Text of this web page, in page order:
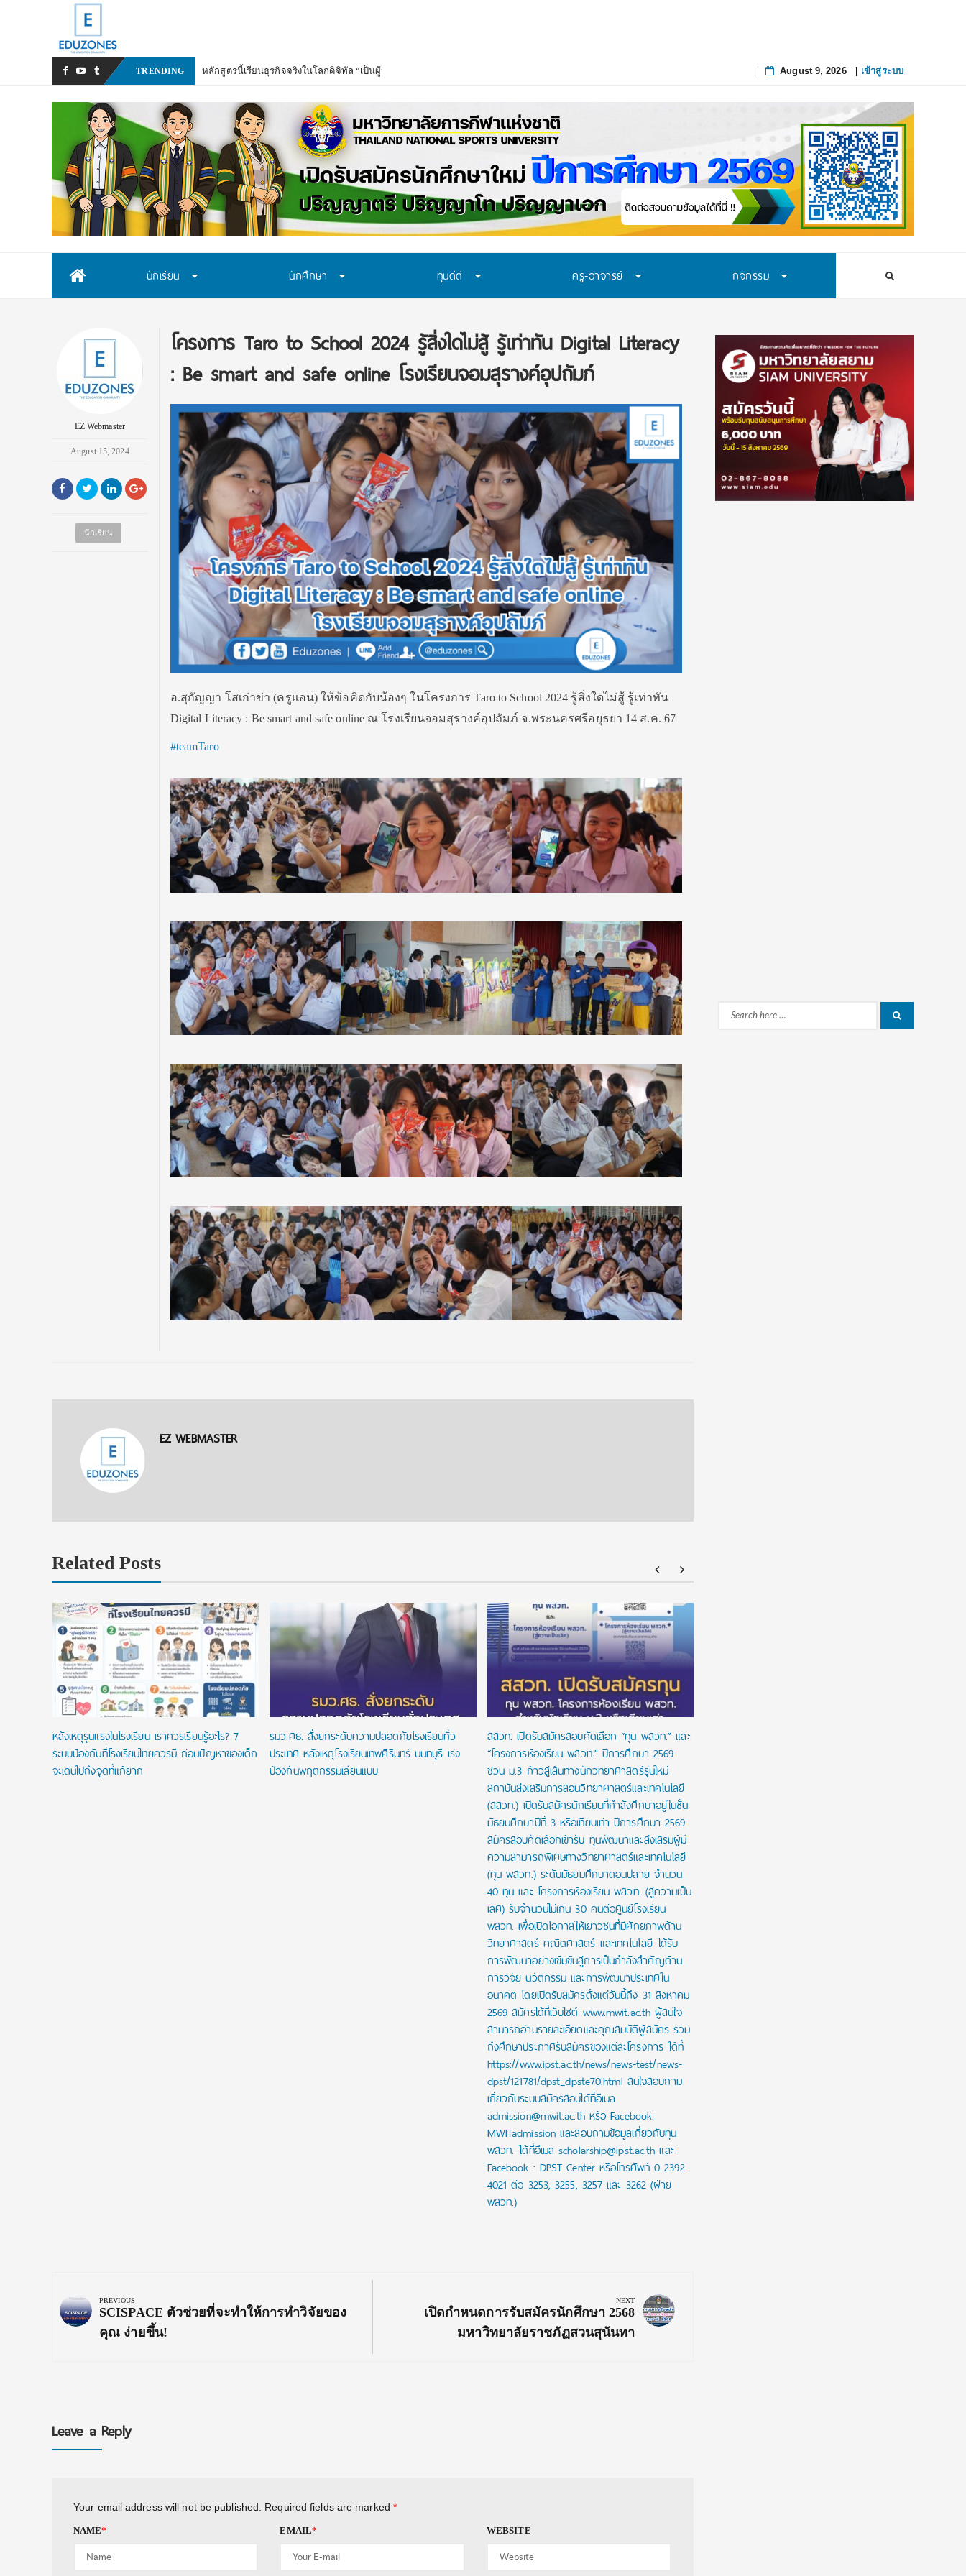
TRENDING August 9, 2026| เข้าสู่ระบบ
นักเรียน นักศึกษา ทุนดีดี ครู-อาจารย์ กิจกรรม
EZ Webmaster
August 15, 2024
นักเรียน
โครงการ Taro to School 2024 รู้สิ่งใดไม่สู้ รู้เท่าทัน Digital Literacy
: Be smart and safe online โรงเรียนจอมสุรางค์อุปถัมภ์
อ.สุกัญญา โสเก่าข่า (ครูแอน) ให้ข้อคิดกับน้องๆ ในโครงการ Taro to School 2024 รู้สิ่งใดไม่สู้ รู้เท่าทัน
Digital Literacy : Be smart and safe online ณ โรงเรียนจอมสุรางค์อุปถัมภ์ จ.พระนครศรีอยุธยา 14 ส.ค. 67
#teamTaro
EZ WEBMASTER
Related Posts
หลังเหตุรุนแรงในโรงเรียน เราควรเรียนรู้อะไร? 7
ระบบป้องกันที่โรงเรียนไทยควรมี ก่อนปัญหาของเด็ก
จะเดินไปถึงจุดที่แก้ยาก
รมว.ศธ. สั่งยกระดับความปลอดภัยโรงเรียนทั่ว
ประเทศ หลังเหตุโรงเรียนเทพศิรินทร์ นนทบุรี เร่ง
ป้องกันพฤติกรรมเลียนแบบ
สสวท. เปิดรับสมัครสอบคัดเลือก “ทุน พสวท.” และ
“โครงการห้องเรียน พสวท.” ปีการศึกษา 2569
ชวน ม.3 ก้าวสู่เส้นทางนักวิทยาศาสตร์รุ่นใหม่
สถาบันส่งเสริมการสอนวิทยาศาสตร์และเทคโนโลยี
(สสวท.) เปิดรับสมัครนักเรียนที่กำลังศึกษาอยู่ในชั้น
มัธยมศึกษาปีที่ 3 หรือเทียบเท่า ปีการศึกษา 2569
สมัครสอบคัดเลือกเข้ารับ ทุนพัฒนาและส่งเสริมผู้มี
ความสามารถพิเศษทางวิทยาศาสตร์และเทคโนโลยี
(ทุน พสวท.) ระดับมัธยมศึกษาตอนปลาย จำนวน
40 ทุน และ โครงการห้องเรียน พสวท. (สู่ความเป็น
เลิศ) รับจำนวนไม่เกิน 30 คนต่อศูนย์โรงเรียน
พสวท. เพื่อเปิดโอกาสให้เยาวชนที่มีศักยภาพด้าน
วิทยาศาสตร์ คณิตศาสตร์ และเทคโนโลยี ได้รับ
การพัฒนาอย่างเข้มข้นสู่การเป็นกำลังสำคัญด้าน
การวิจัย นวัตกรรม และการพัฒนาประเทศใน
อนาคต โดยเปิดรับสมัครตั้งแต่วันนี้ถึง 31 สิงหาคม
2569 สมัครได้ที่เว็บไซต์ www.mwit.ac.th ผู้สนใจ
สามารถอ่านรายละเอียดและคุณสมบัติผู้สมัคร รวม
ถึงศึกษาประกาศรับสมัครของแต่ละโครงการ ได้ที่
https://www.ipst.ac.th/news/news-test/news-
dpst/121781/dpst_dpste70.html สนใจสอบถาม
เกี่ยวกับระบบสมัครสอบได้ที่อีเมล
admission@mwit.ac.th หรือ Facebook:
MWITadmission และสอบถามข้อมูลเกี่ยวกับทุน
พสวท. ได้ที่อีเมล scholarship@ipst.ac.th และ
Facebook : DPST Center หรือโทรศัพท์ 0 2392
4021 ต่อ 3253, 3255, 3257 และ 3262 (ฝ่าย
พสวท.)
navigation
PREVIOUS
Previous
Post:
SCISPACE ตัวช่วยที่จะทำให้การทำวิจัยของ
คุณ ง่ายขึ้น!
NEXT
Next
เปิดกำหนดการรับสมัครนักศึกษา 2568
มหาวิทยาลัยราชภัฏสวนสุนันทา
Leave a Reply
Your email address will not be published. Required fields are marked *
NAME* EMAIL* WEBSITE
Search